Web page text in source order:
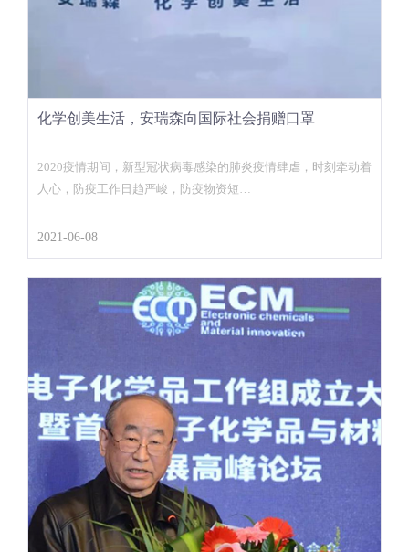
化学创美生活，安瑞森向国际社会捐赠口罩
2020疫情期间，新型冠状病毒感染的肺炎疫情肆虐，时刻牵动着
人心，防疫工作日趋严峻，防疫物资短…
2021-06-08